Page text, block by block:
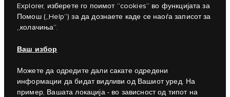
Explorer, изберете го поимот “cookies“ во функцијата за
Помош („Help“) за да дознаете каде се наоѓа записот за
„колачиња“.
Ваш избор
Можете да одредите дали сакате одредени
информации да бидат видливи од Вашиот уред. На
пример, Вашата локација - во зависност од типот на